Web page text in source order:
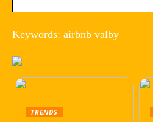
Keywords: airbnb valby
TRENDS